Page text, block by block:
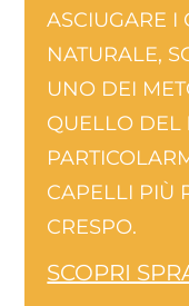
ASCIUGARE I
NATURALE,
UNO DEI
QUELLO DEL
CAPELLI PIÙ
CRESPO.
SCOPRI